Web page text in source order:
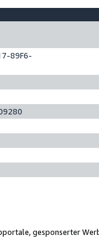
89F6-
gesponserter